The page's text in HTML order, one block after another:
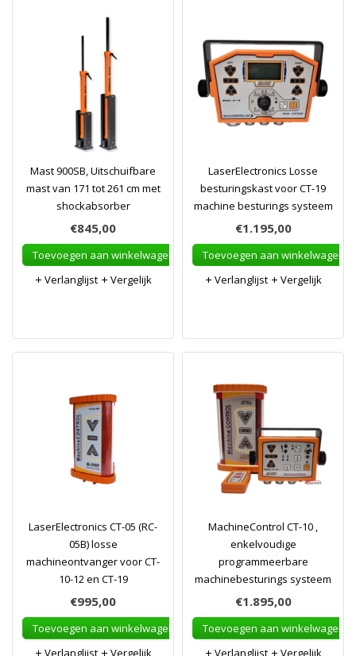
Mast 900SB, Uitschuifbare
mast van 171 tot 261 cm met
shockabsorber
€845,00
Toevoegen aan winkelwagen
Verlanglijst
Vergelijk
LaserElectronics Losse
besturingskast voor CT-19
machine besturings systeem
€1.195,00
Toevoegen aan winkelwagen
Verlanglijst
Vergelijk
LaserElectronics CT-05 (RC-
05B) losse
machineontvanger voor CT-
10-12 en CT-19
€995,00
Toevoegen aan winkelwagen
Verlanglijst
Vergelijk
MachineControl CT-10 ,
enkelvoudige
programmeerbare
machinebesturings systeem
€1.895,00
Toevoegen aan winkelwagen
Verlanglijst
Vergelijk